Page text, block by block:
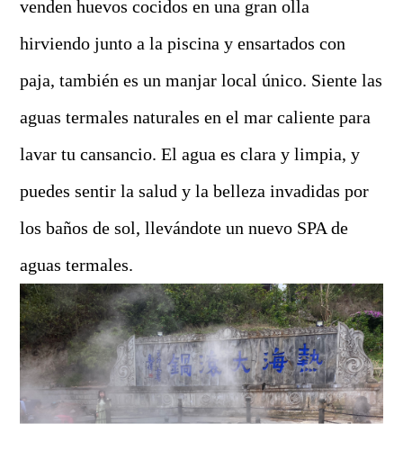
venden huevos cocidos en una gran olla
hirviendo junto a la piscina y ensartados con
paja, también es un manjar local único. Siente las
aguas termales naturales en el mar caliente para
lavar tu cansancio. El agua es clara y limpia, y
puedes sentir la salud y la belleza invadidas por
los baños de sol, llevándote un nuevo SPA de
aguas termales.